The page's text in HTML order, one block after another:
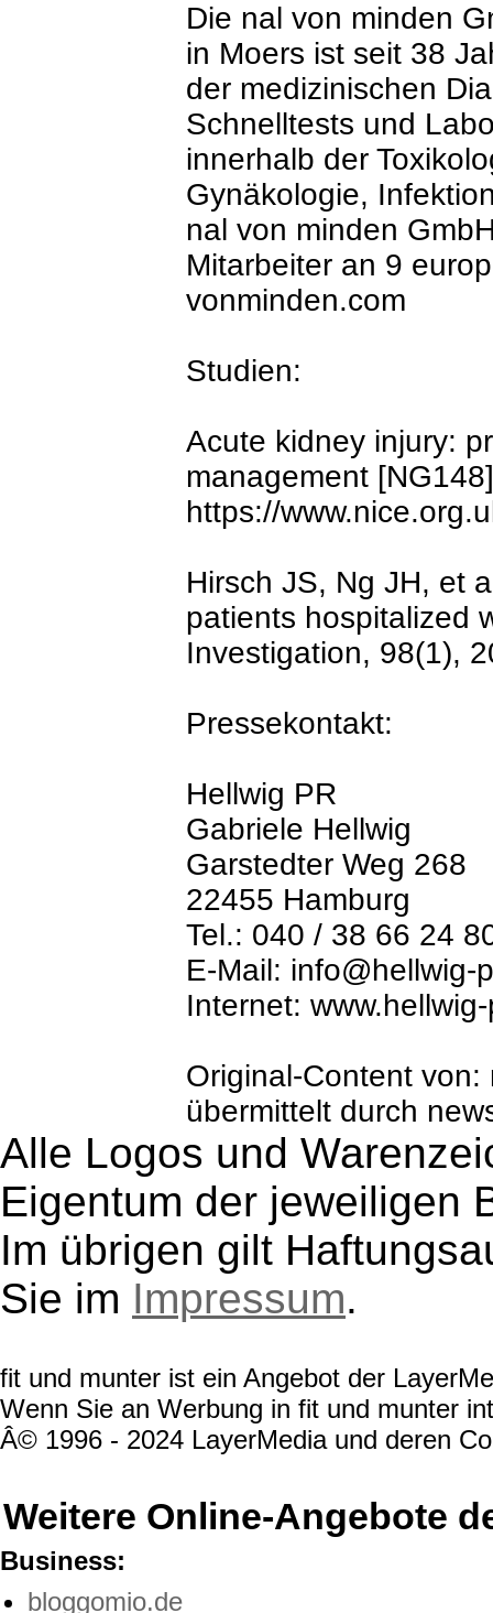
Die nal von minden
in Moers ist seit 38
der medizinischen
Schnelltests und
innerhalb der
Gynäkologie,
nal von minden
Mitarbeiter an 9
vonminden.com
Studien:
Acute kidney injury:
management
https://
Hirsch JS, Ng JH, et
patients hospitalized
Investigation, 98(1),
Pressekontakt:
Hellwig PR
Gabriele Hellwig
Garstedter Weg 268
22455 Hamburg
Tel.: 040 / 38 66 24
E-Mail: info@hellwig-
Internet:
Original-Content
übermittelt durch
Alle Logos und
Eigentum der jeweiligen
Im übrigen gilt
Sie im Impressum.
fit und munter ist ein Angebot der
Wenn Sie an Werbung in fit und munter
Â© 1996 - 2024 LayerMedia und deren
Weitere Online-Angebote
Business:
bloggomio.de